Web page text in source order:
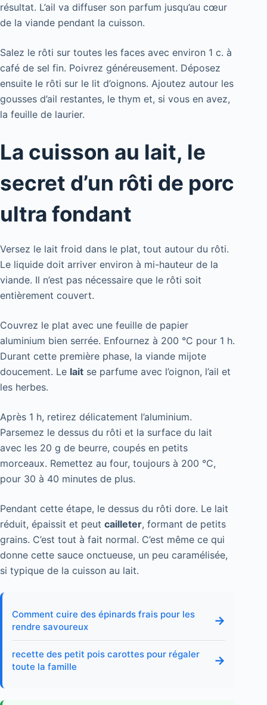
résultat. L’ail va diffuser son parfum jusqu’au cœur
de la viande pendant la cuisson.
Salez le rôti sur toutes les faces avec environ 1 c. à
café de sel fin. Poivrez généreusement. Déposez
ensuite le rôti sur le lit d’oignons. Ajoutez autour les
gousses d’ail restantes, le thym et, si vous en avez,
la feuille de laurier.
La cuisson au lait, le
secret d’un rôti de porc
ultra fondant
Versez le lait froid dans le plat, tout autour du rôti.
Le liquide doit arriver environ à mi-hauteur de la
viande. Il n’est pas nécessaire que le rôti soit
entièrement couvert.
Couvrez le plat avec une feuille de papier
aluminium bien serrée. Enfournez à 200 °C pour 1 h.
Durant cette première phase, la viande mijote
doucement. Le lait se parfume avec l’oignon, l’ail et
les herbes.
Après 1 h, retirez délicatement l’aluminium.
Parsemez le dessus du rôti et la surface du lait
avec les 20 g de beurre, coupés en petits
morceaux. Remettez au four, toujours à 200 °C,
pour 30 à 40 minutes de plus.
Pendant cette étape, le dessus du rôti dore. Le lait
réduit, épaissit et peut cailleter, formant de petits
grains. C’est tout à fait normal. C’est même ce qui
donne cette sauce onctueuse, un peu caramélisée,
si typique de la cuisson au lait.
Comment cuire des épinards frais pour les
rendre savoureux
→
recette des petit pois carottes pour régaler
toute la famille
→